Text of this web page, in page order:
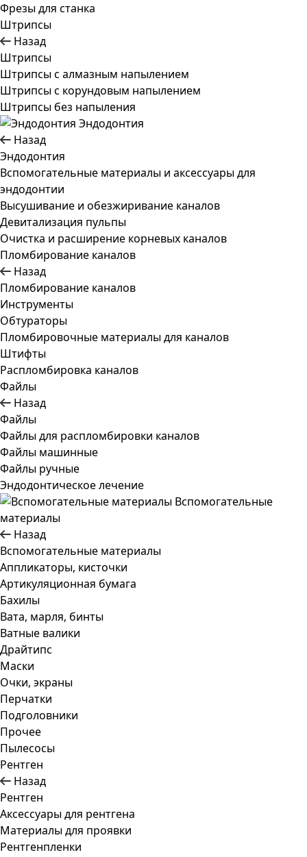
Фрезы для станка
Штрипсы
Назад
Штрипсы
Штрипсы c алмазным напылением
Штрипсы c корундовым напылением
Штрипсы без напыления
Эндодонтия
Назад
Эндодонтия
Вспомогательные материалы и аксессуары для
эндодонтии
Высушивание и обезжиривание каналов
Девитализация пульпы
Очистка и расширение корневых каналов
Пломбирование каналов
Назад
Пломбирование каналов
Инструменты
Обтураторы
Пломбировочные материалы для каналов
Штифты
Распломбировка каналов
Файлы
Назад
Файлы
Файлы для распломбировки каналов
Файлы машинные
Файлы ручные
Эндодонтическое лечение
Вспомогательные
материалы
Назад
Вспомогательные материалы
Аппликаторы, кисточки
Артикуляционная бумага
Бахилы
Вата, марля, бинты
Ватные валики
Драйтипс
Маски
Очки, экраны
Перчатки
Подголовники
Прочее
Пылесосы
Рентген
Назад
Рентген
Аксессуары для рентгена
Материалы для проявки
Рентгенпленки